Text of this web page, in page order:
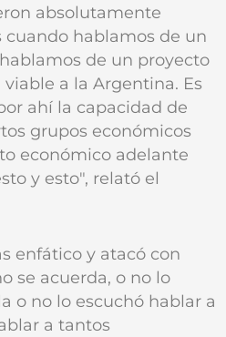
absolutamente
cuando hablamos de un
de un proyecto
a la Argentina. Es
ahí la capacidad de
grupos económicos
económico adelante
y esto", relató el
enfático y atacó con
se acuerda, o no lo
o no lo escuchó hablar a
a tantos